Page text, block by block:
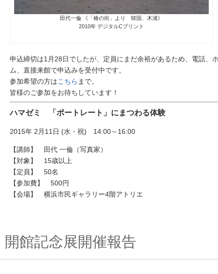
田代一倫 《「椿の街」より 韓国、木浦》
2010年 デジタルCプリント
申込締切は1月28日でしたが、定員にまだ余裕があるため、電話、
ム、直接来館で申込みを受付中です。
参加希望の方はこちら まで。
皆様のご参加をお待ちしています！
ハマゼミ 「ポートレート」にまつわる体験
2015年 2月11日 (水・祝) 14:00～16:00
【講師】 田代 一倫（写真家）
【対象】 15歳以上
【定員】 50名
【参加費】 500円
【会場】 横浜市民ギャラリー4階アトリエ
開館記念展開催報告